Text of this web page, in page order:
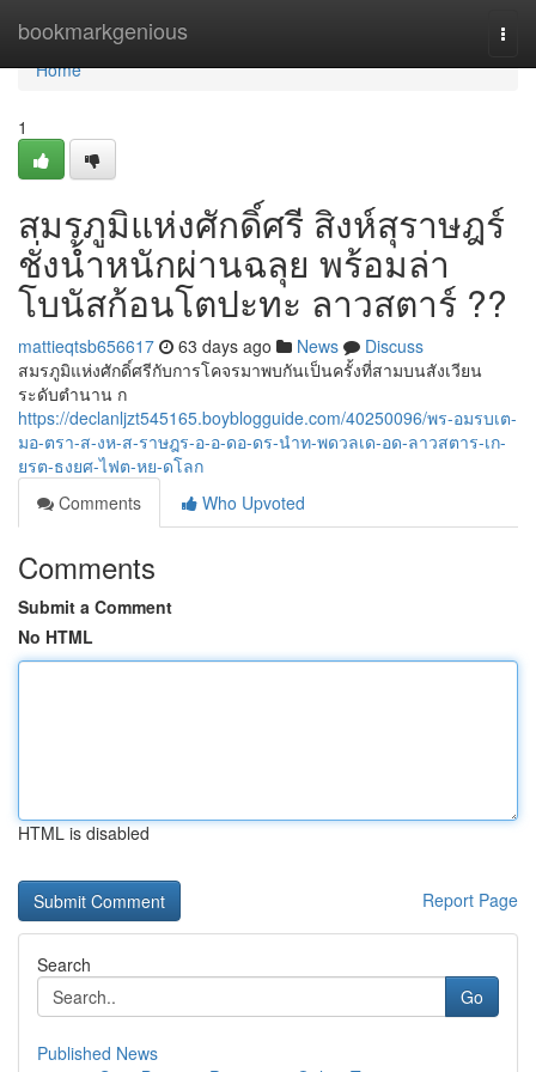
bookmarkgenious
Home
Home
1
สมรภูมิแห่งศักดิ์ศรี สิงห์สุราษฎร์
ชั่งน้ำหนักผ่านฉลุย พร้อมล่า
โบนัสก้อนโตปะทะ ลาวสตาร์ ??
mattieqtsb656617 63 days ago News
Discuss
สมรภูมิแห่งศักดิ์ศรีกับการโคจรมาพบกันเป็นครั้งที่สามบนสังเวียน
ระดับตำนาน ก
https://declanljzt545165.boyblogguide.com/40250096/พร-อมรบเต-
มอ-ตรา-ส-งห-ส-ราษฎร-อ-อ-ดอ-ดร-นำท-พดวลเด-อด-ลาวสตาร-เก-
ยรต-ธงยศ-ไฟต-หย-ดโลก
Comments
Who Upvoted
Comments
Submit a Comment
No HTML
HTML is disabled
Report Page
Search
Go
Published News